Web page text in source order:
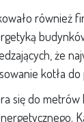
również
że
kotła
się do